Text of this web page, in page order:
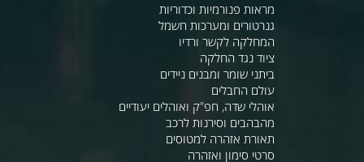
מראות פנורמיות וכדוריות
גנרטורים ומערכות חשמל
המחלקה לקשר ורדיו
ציוד נגד החלקה
ביתני שומר ומבנים ניידים
עולם החבלים
אוהלי שדה, חפ"ק ואוהלים יעודיים
מהבהבים וסירנות לרכב
תאורת אזהרה למטוסים
סרטי סימון ואזהרה